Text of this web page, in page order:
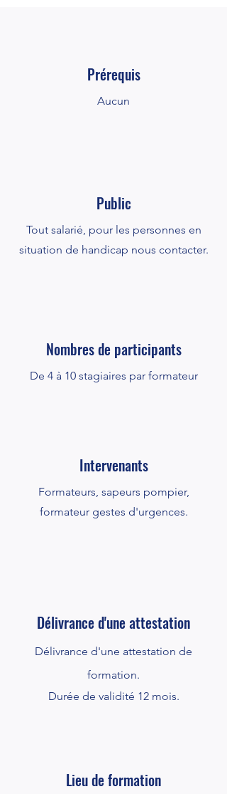
Prérequis
Aucun
Public
Tout salarié, pour les personnes en
situation de handicap nous contacter.
Nombres de participants
De 4 à 10 stagiaires par formateur
Intervenants
Formateurs, sapeurs pompier,
formateur gestes d'urgences.
Délivrance d'une attestation
Délivrance d'une attestation de
formation.
Durée de validité 12 mois.
Lieu de formation